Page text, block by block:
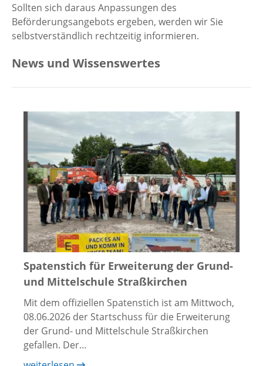
Sollten sich daraus Anpassungen des
Beförderungsangebots ergeben, werden wir Sie
selbstverständlich rechtzeitig informieren.
News und Wissenswertes
Spatenstich für Erweiterung der Grund-
und Mittelschule Straßkirchen
Mit dem offiziellen Spatenstich ist am Mittwoch,
08.06.2026 der Startschuss für die Erweiterung
der Grund- und Mittelschule Straßkirchen
gefallen. Der…